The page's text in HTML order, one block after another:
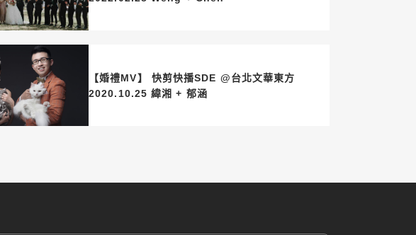
【婚禮MV】 快剪快播SDE @台北文華東方
2020.10.25 緯湘 + 郁涵